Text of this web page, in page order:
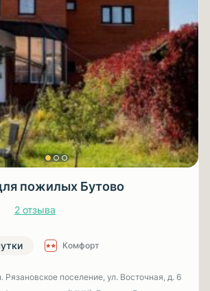
пожилых Бутово
2 отзыва
Комфорт
Рязановское поселение, ул. Восточная, д. 6